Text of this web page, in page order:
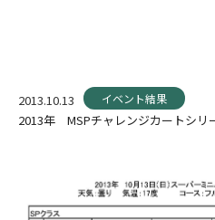
2013.10.13 イベント結果
2013年 MSPチャレンジカートシリ